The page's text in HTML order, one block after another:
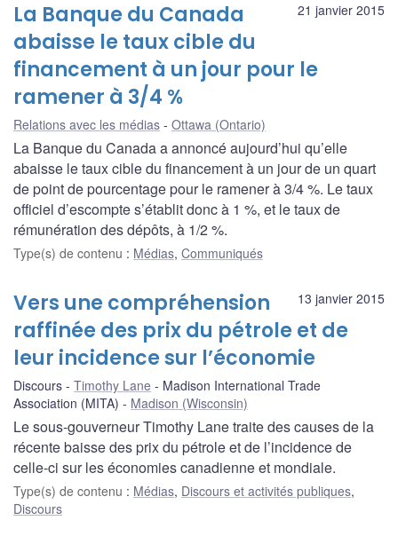
21 janvier 2015
La Banque du Canada
abaisse le taux cible du
financement à un jour pour le
ramener à 3/4 %
Relations avec les médias Ottawa (Ontario)
La Banque du Canada a annoncé aujourd’hui qu’elle
abaisse le taux cible du financement à un jour de un quart
de point de pourcentage pour le ramener à 3/4 %. Le taux
officiel d’escompte s’établit donc à 1 %, et le taux de
rémunération des dépôts, à 1/2 %.
Type(s) de contenu : Médias, Communiqués
13 janvier 2015
Vers une compréhension
raffinée des prix du pétrole et de
leur incidence sur l’économie
Discours Timothy Lane
Madison International Trade
Association (MITA)
Madison (Wisconsin)
Le sous-gouverneur Timothy Lane traite des causes de la
récente baisse des prix du pétrole et de l’incidence de
celle-ci sur les économies canadienne et mondiale.
Type(s) de contenu : Médias, Discours et activités publiques,
Discours